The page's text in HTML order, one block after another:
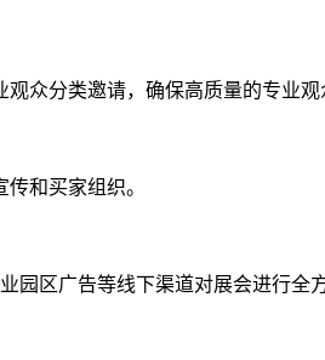
众分类邀请，确保高质量的专业观
和买家组织。
园区广告等线下渠道对展会进行全